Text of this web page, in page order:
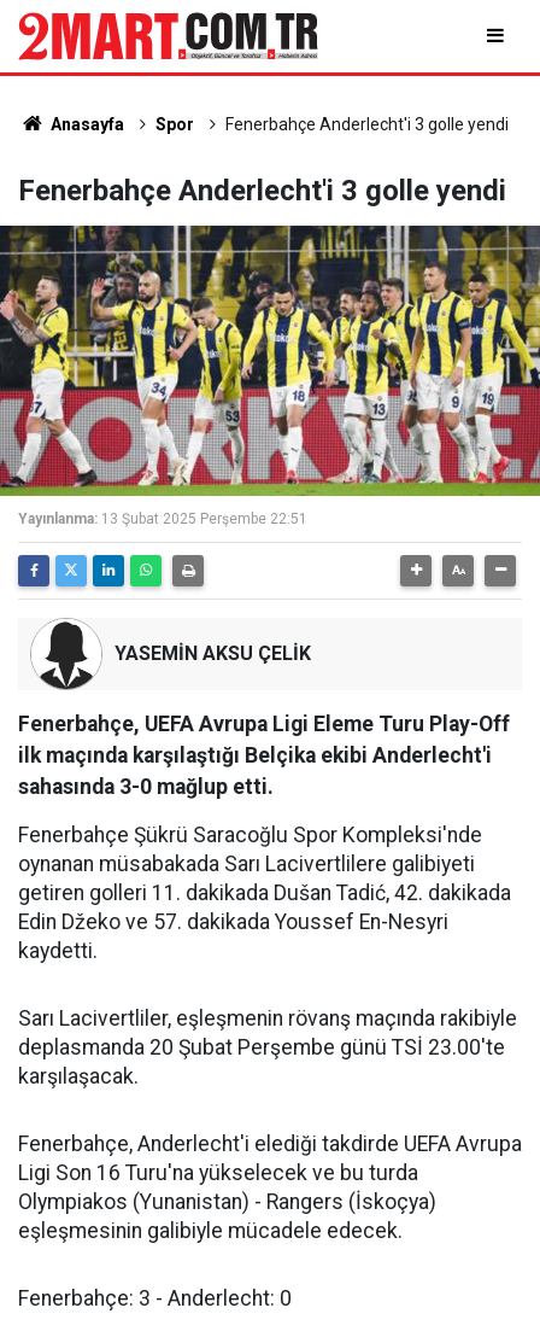
Anasayfa Spor Fenerbahçe Anderlecht'i 3 golle yendi
Fenerbahçe Anderlecht'i 3 golle yendi
Yayınlanma: 13 Şubat 2025 Perşembe 22:51
YASEMİN AKSU ÇELİK
Fenerbahçe, UEFA Avrupa Ligi Eleme Turu Play-Off
ilk maçında karşılaştığı Belçika ekibi Anderlecht'i
sahasında 3-0 mağlup etti.
Fenerbahçe Şükrü Saracoğlu Spor Kompleksi'nde
oynanan müsabakada Sarı Lacivertlilere galibiyeti
getiren golleri 11. dakikada Dušan Tadić, 42. dakikada
Edin Džeko ve 57. dakikada Youssef En-Nesyri
kaydetti.
Sarı Lacivertliler, eşleşmenin rövanş maçında rakibiyle
deplasmanda 20 Şubat Perşembe günü TSİ 23.00'te
karşılaşacak.
Fenerbahçe, Anderlecht'i elediği takdirde UEFA Avrupa
Ligi Son 16 Turu'na yükselecek ve bu turda
Olympiakos (Yunanistan) - Rangers (İskoçya)
eşleşmesinin galibiyle mücadele edecek.
Fenerbahçe: 3 - Anderlecht: 0